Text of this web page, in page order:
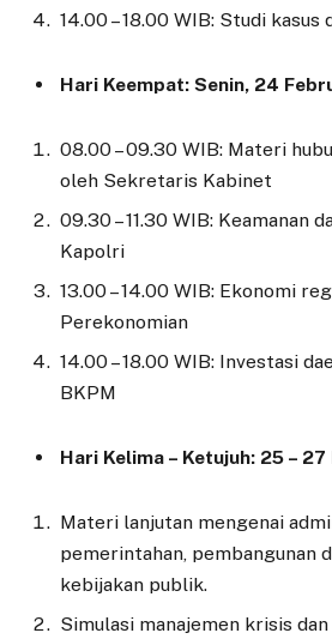
14.00 – 18.00 WIB: Studi kasus
Hari Keempat: Senin, 24
08.00 – 09.30 WIB: Materi
oleh Sekretaris Kabinet
09.30 – 11.30 WIB: Keamanan
Kapolri
13.00 – 14.00 WIB: Ekonomi
Perekonomian
14.00 – 18.00 WIB: Investasi
BKPM
Hari Kelima – Ketujuh: 25 –
Materi lanjutan mengenai
pemerintahan, pembangunan
kebijakan publik.
Simulasi manajemen krisis